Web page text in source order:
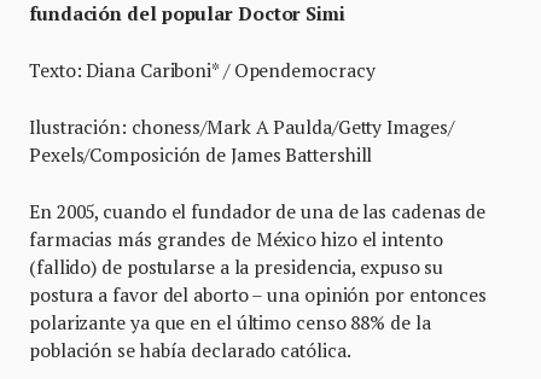
fundación del popular Doctor Simi
Texto: Diana Cariboni* / Opendemocracy
Ilustración: choness/Mark A Paulda/Getty Images/
Pexels/Composición de James Battershill
En 2005, cuando el fundador de una de las cadenas de
farmacias más grandes de México hizo el intento
(fallido) de postularse a la presidencia, expuso su
postura a favor del aborto – una opinión por entonces
polarizante ya que en el último censo 88% de la
población se había declarado católica.